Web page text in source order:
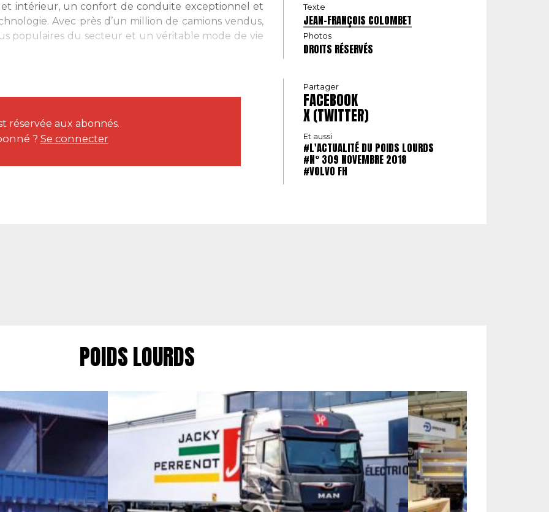
intérieur, un confort de conduite exceptionnel et
Avec près d’un million de camions vendus,
populaires du secteur et un véritable mode de vie
réservée aux abonnés.
? Se connecter
Texte
JEAN-FRANÇOIS COLOMBET
Photos
DROITS RÉSERVÉS
Partager
FACEBOOK
X (TWITTER)
Et aussi
#L'ACTUALITÉ DU POIDS LOURDS
#N° 309 NOVEMBRE 2018
#VOLVO FH
POIDS LOURDS